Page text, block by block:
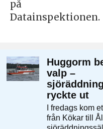
på
Datainspektionen.